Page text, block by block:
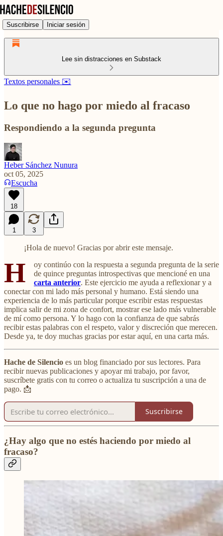
Suscribirse Iniciar sesión
Lee sin distracciones en Substack
Textos personales ✉️
Lo que no hago por miedo al fracaso
Respondiendo a la segunda pregunta
Heber Sánchez Nunura
oct 05, 2025
Escucha
18
1 3
¡Hola de nuevo! Gracias por abrir este mensaje.
H
oy continúo con la respuesta a segunda pregunta de la serie
de quince preguntas introspectivas que mencioné en una
carta anterior. Este ejercicio me ayuda a reflexionar y a
conectar con mi lado más personal y humano. Está siendo una
experiencia de lo más particular porque escribir estas respuestas
implica salir de mi zona de confort, mostrar ese lado más vulnerable
de mí como persona. Y lo hago con la confianza de que sabrás
recibir estas palabras con el respeto, valor y discreción que merecen.
Desde ya, te doy muchas gracias por estar aquí, en una carta más.
Hache de Silencio es un blog financiado por sus lectores. Para
recibir nuevas publicaciones y apoyar mi trabajo, por favor,
suscríbete gratis con tu correo o actualiza tu suscripción a una de
pago. 📩
Suscribirse
¿Hay algo que no estés haciendo por miedo al
fracaso?